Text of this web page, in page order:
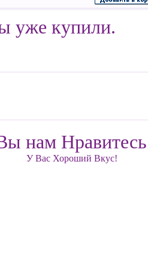
уже купили.
нам
У Вас Хороший Вкус!